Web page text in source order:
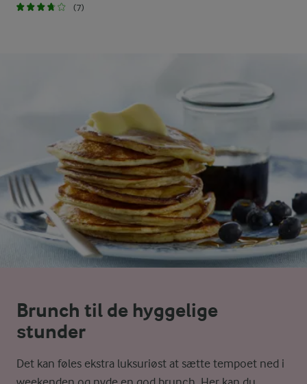
(7)
Brunch til de hyggelige
stunder
Det kan føles ekstra luksuriøst at sætte tempoet ned i